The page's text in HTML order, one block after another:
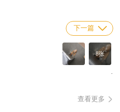
下一篇
8张
·
查看更多